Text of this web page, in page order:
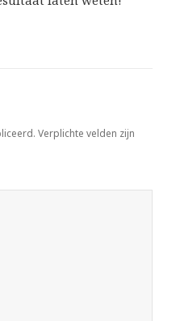
Verplichte velden zijn